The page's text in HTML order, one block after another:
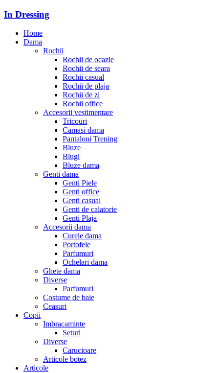
In Dressing
Home
Dama
Rochii
Rochii de ocazie
Rochii de seara
Rochii casual
Rochii de plaja
Rochii de zi
Rochii office
Accesorii vestimentare
Tricouri
Camasi dama
Pantaloni Trening
Bluze
Blugi
Bluze dama
Genti dama
Genti Piele
Genti office
Genti casual
Genti de calatorie
Genti Plaja
Accesorii dama
Curele dama
Portofele
Parfumuri
Ochelari dama
Ghete dama
Diverse
Parfumuri
Costume de baie
Ceasuri
Copii
Imbracaminte
Seturi
Diverse
Carucioare
Articole botez
Articole